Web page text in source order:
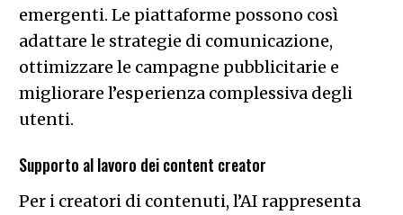
emergenti. Le piattaforme possono così
adattare le strategie di comunicazione,
ottimizzare le campagne pubblicitarie e
migliorare l’esperienza complessiva degli
utenti.
Supporto al lavoro dei content creator
Per i creatori di contenuti, l’AI rappresenta